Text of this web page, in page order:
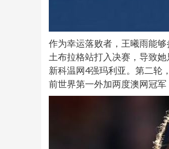
作为幸运落败者，王曦雨能
土布拉格站打入决赛，导致
新科温网4强玛利亚。第二轮
前世界第一外加两度澳网冠军